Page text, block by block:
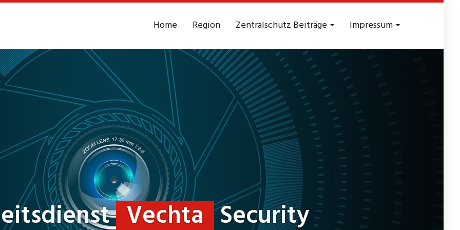
Home Region Zentralschutz Beiträge Impressum
Vechta Security